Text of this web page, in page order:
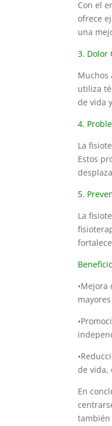
Con el
ofrece
una
3. Dolor
Muchos
utiliza
de vida
4.
La
Estos
5.
La
de vida,
En
también